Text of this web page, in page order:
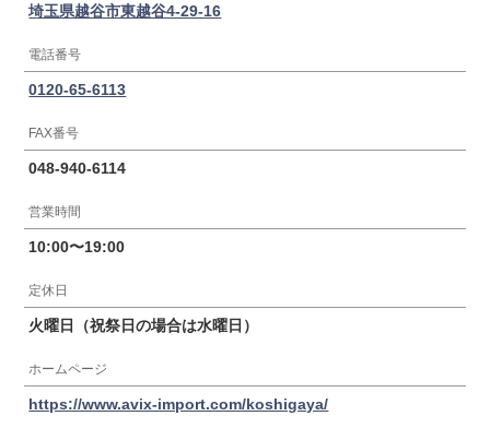
埼玉県越谷市東越谷4-29-16
電話番号
0120-65-6113
FAX番号
048-940-6114
営業時間
10:00〜19:00
定休日
火曜日（祝祭日の場合は水曜日）
ホームページ
https://www.avix-import.com/koshigaya/